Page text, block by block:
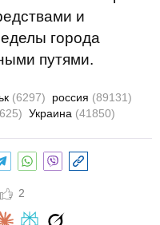
и
города
путями.
(6297) россия (89131)
Украина (41850)
2